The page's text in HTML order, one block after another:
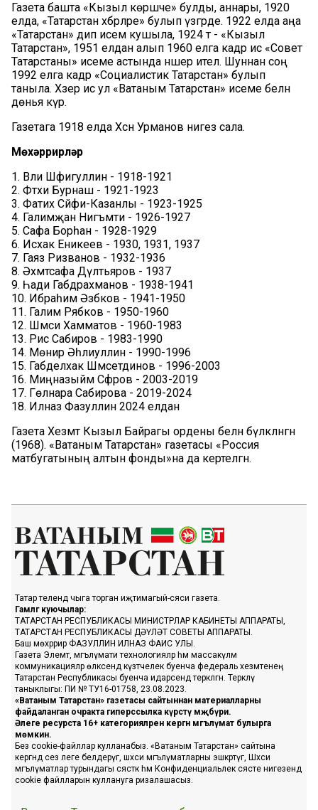
Газета башта «Кызыл көрәшче» булды, аннары, 1920
елда, «Татарстан хәбәрләре» булып үзгәрде. 1922 елда аңа
«Татарстан» дип исем кушыла, 1924 тә - «Кызыл
Татарстан», 1951 елдан алып 1960 елга кадәр исә «Совет
Татарстаны» исеме астында нәшер ителә. Шуннан соң
1992 елга кадәр «Социалистик Татарстан» булып
таныла. Хәзер исә ул «Ватаным Татарстан» исеме белән
дөнья күрә.
Газетага 1918 елда Хәсән Урманов нигез сала.
Мөхәррирләр
1. Вәли Шәфигуллин - 1918-1921
2. Фәтхи Бурнаш - 1921-1923
3. Фатих Сәйфи-Казанлы - 1923-1925
4. Галимҗан Нигъмәти - 1926-1927
5. Сафа Борһан - 1928-1929
6. Исхак Еникеев - 1930, 1931, 1937
7. Гаяз Ризванов - 1932-1936
8. Әхмәтсафа Дәүләтьяров - 1937
9. Һади Габдрахманов - 1938-1941
10. Ибраһим Әзбәков - 1941-1950
11. Галим Рябков - 1950-1960
12. Шәмси Хамматов - 1960-1983
13. Рәис Сабиров - 1983-1990
14. Мөнир Әһлиуллин - 1990-1996
15. Габделхак Шәмсетдинов - 1996-2003
16. Миңназыйм Сәфәров - 2003-2019
17. Гөлнара Сабирова - 2019-2024
18. Илназ Фазуллин 2024 елдан
Газета Хезмәт Кызыл Байрагы ордены белән бүләкләнгән
(1968). «Ватаным Татарстан» газетасы «Россия
матбугатының алтын фонды»на да кертелгән.
Татар телендә чыга торган иҗтимагый-сәяси газета.
Гамәлгә куючылар:
ТАТАРСТАН РЕСПУБЛИКАСЫ МИНИСТРЛАР КАБИНЕТЫ АППАРАТЫ,
ТАТАРСТАН РЕСПУБЛИКАСЫ ДӘҮЛӘТ СОВЕТЫ АППАРАТЫ.
Баш мөхәррир ФАЗУЛЛИН ИЛНАЗ ФАИС УЛЫ.
Газета Элемтә, мәгълүмати технологияләр һәм массакүләм
коммуникацияләр өлкәсендә күзәтчелек буенча федераль хезмәтенең
Татарстан Республикасы буенча идарәсендә теркәлгән. Теркәлү
таныклыгы: ПИ № ТУ16-01758, 23.08.2023.
«Ватаным Татарстан» газетасы сайтыннан материалларны
файдаланган очракта гиперссылка күрсәтү мәҗбүри.
Әлеге ресурста 16+ категорияләренә кергән мәгълүмат булырга
мөмкин.
Без cookie-файллар кулланабыз. «Ватаным Татарстан» сайтына
кергәндә сез әлеге белдерүгә, шәхси мәгълүматларны эшкәртүгә, Шәхси
мәгълүматлар турындагы сәясәткә һәм Конфиденциальлек сәясәте нигезендә
cookie файлларын куллануга ризалашасыз.